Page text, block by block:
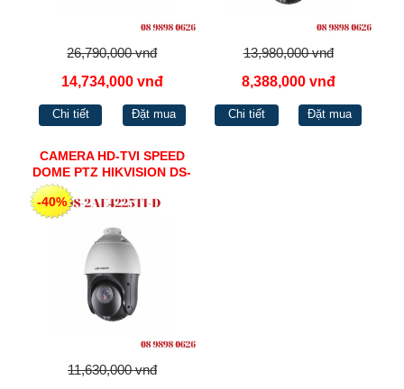
26,790,000 vnđ
14,734,000 vnđ
Chi tiết Đặt mua
13,980,000 vnđ
8,388,000 vnđ
Chi tiết Đặt mua
CAMERA HD-TVI SPEED
DOME PTZ HIKVISION DS-
-40%
11,630,000 vnđ